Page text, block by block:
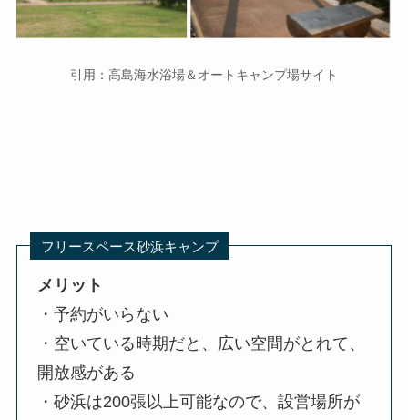
引用：高島海水浴場＆オートキャンプ場サイト
フリースペース砂浜キャンプ
メリット
・予約がいらない
・空いている時期だと、広い空間がとれて、
開放感がある
・砂浜は200張以上可能なので、設営場所が